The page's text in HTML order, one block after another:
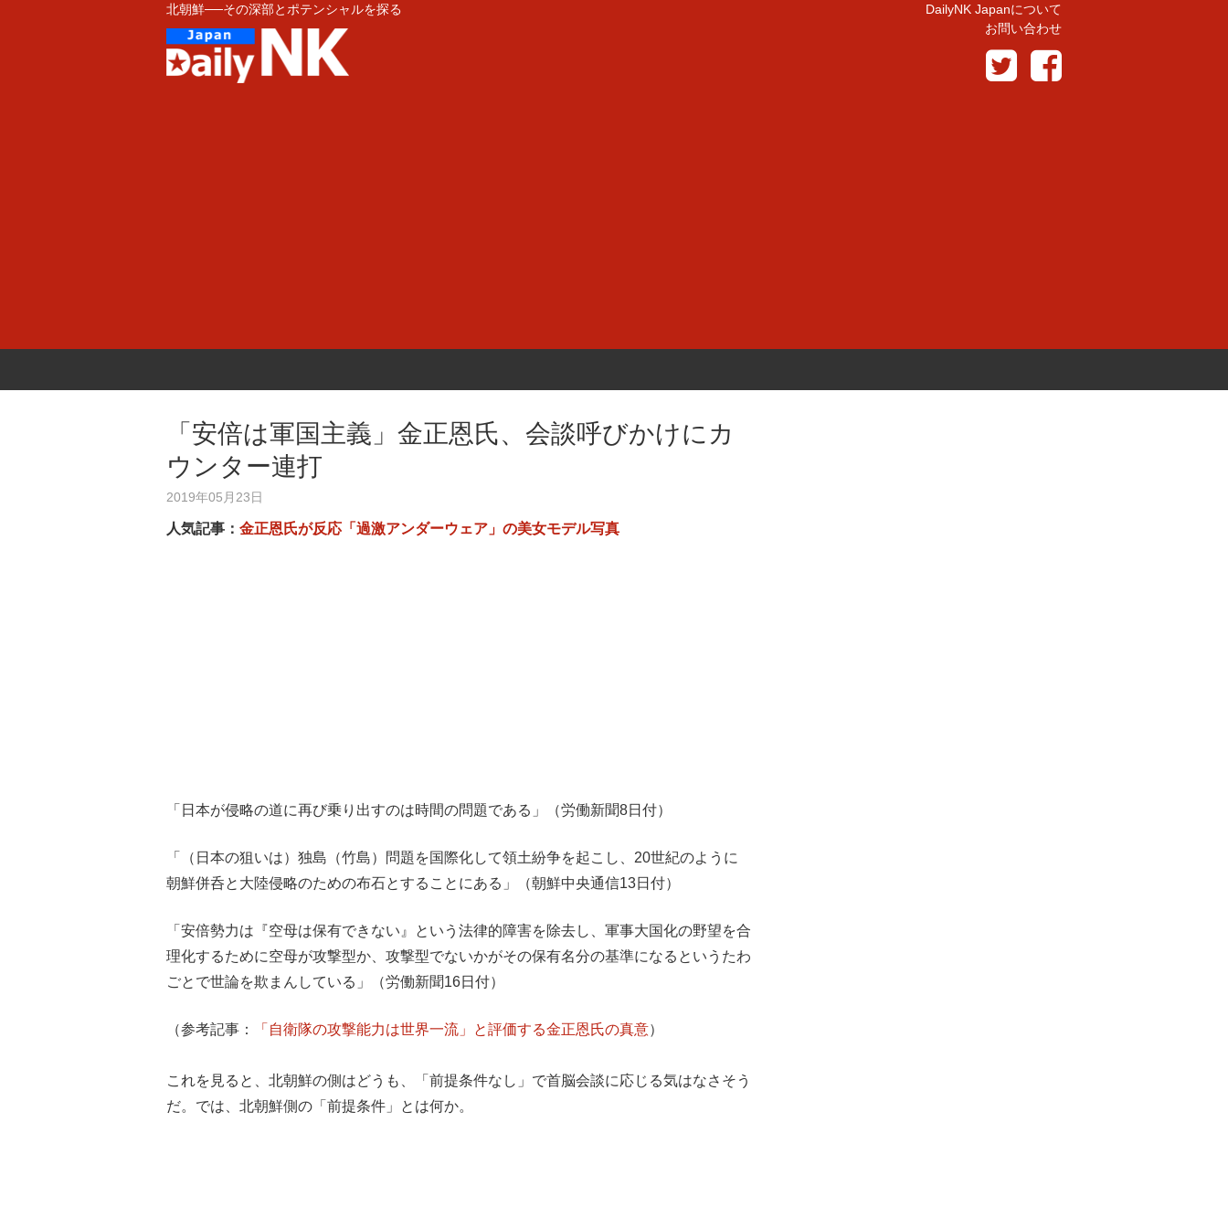
北朝鮮──その深部とポテンシャルを探る
DailyNK Japanについて
お問い合わせ
「安倍は軍国主義」金正恩氏、会談呼びかけにカ
ウンター連打
2019年05月23日
人気記事： 金正恩氏が反応「過激アンダーウェア」の美女モデル写真
「日本が侵略の道に再び乗り出すのは時間の問題である」（労働新聞8日付）
「（日本の狙いは）独島（竹島）問題を国際化して領土紛争を起こし、20世紀のように
朝鮮併呑と大陸侵略のための布石とすることにある」（朝鮮中央通信13日付）
「安倍勢力は『空母は保有できない』という法律的障害を除去し、軍事大国化の野望を合
理化するために空母が攻撃型か、攻撃型でないかがその保有名分の基準になるというたわ
ごとで世論を欺まんしている」（労働新聞16日付）
（参考記事： 「自衛隊の攻撃能力は世界一流」と評価する金正恩氏の真意）
これを見ると、北朝鮮の側はどうも、「前提条件なし」で首脳会談に応じる気はなさそう
だ。では、北朝鮮側の「前提条件」とは何か。